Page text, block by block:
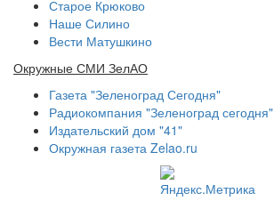
Старое Крюково
Наше Силино
Вести Матушкино
Окружные СМИ ЗелАО
Газета "Зеленоград Сегодня"
Радиокомпания "Зеленоград сегодня"
Издательский дом "41"
Окружная газета Zelao.ru